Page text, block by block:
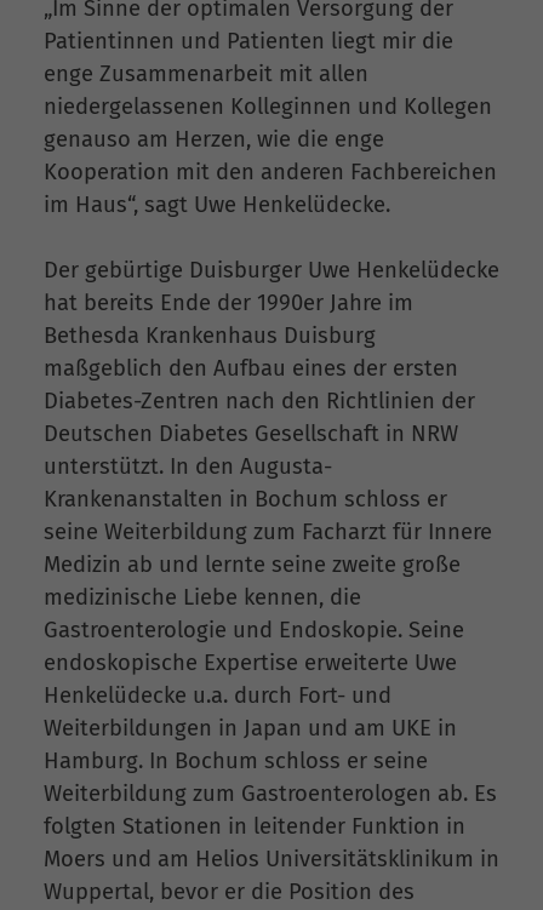
„Im Sinne der optimalen Versorgung der
Patientinnen und Patienten liegt mir die
enge Zusammenarbeit mit allen
niedergelassenen Kolleginnen und Kollegen
genauso am Herzen, wie die enge
Kooperation mit den anderen Fachbereichen
im Haus“, sagt Uwe Henkelüdecke.
Der gebürtige Duisburger Uwe Henkelüdecke
hat bereits Ende der 1990er Jahre im
Bethesda Krankenhaus Duisburg
maßgeblich den Aufbau eines der ersten
Diabetes-Zentren nach den Richtlinien der
Deutschen Diabetes Gesellschaft in NRW
unterstützt. In den Augusta-
Krankenanstalten in Bochum schloss er
seine Weiterbildung zum Facharzt für Innere
Medizin ab und lernte seine zweite große
medizinische Liebe kennen, die
Gastroenterologie und Endoskopie. Seine
endoskopische Expertise erweiterte Uwe
Henkelüdecke u.a. durch Fort- und
Weiterbildungen in Japan und am UKE in
Hamburg. In Bochum schloss er seine
Weiterbildung zum Gastroenterologen ab. Es
folgten Stationen in leitender Funktion in
Moers und am Helios Universitätsklinikum in
Wuppertal, bevor er die Position des